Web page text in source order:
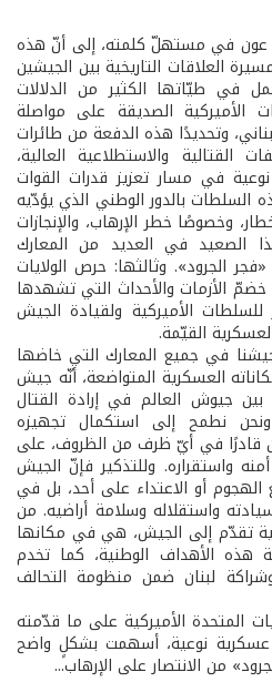
عون في مستهلّ كلمته، إلى أنّ هذه
العلاقات التاريخية بين الجيشين
في طيّاتها الكثير من الدلالات
الأميركية الصديقة على مواصلة
وتحديدًا هذه الدفعة من طائرات
القتالية والاستطلاعية العالية،
في مسار تعزيز قدرات القوات
السلطات بالدور الوطني الذي يؤدّيه
وخصوصًا خطر الإرهاب، والإنجازات
الصعيد في العديد من المعارك
الجرود». وثالثها: حرص الولايات
الأزمات والأحداث التي تشهدها
الأميركية ولقيادة الجيش
القيّمة.
في جميع المعارك التي خاضها
العسكرية المتواضعة، أنّه جيش
جيوش العالم في إرادة القتال
ونحن نطمح إلى استكمال تجهيزه
قادرًا في أيّ ظرف من الظروف، على
واستقراره. وللتذكير فإنّ الجيش
أو الاعتداء على أحد، بل في
واستقلاله وسلامة أراضيه. من
تقدّم إلى الجيش، هي في مكانها
الأهداف الوطنية، كما تخدم
وشراكة لبنان ضمن منظومة التحالف
المتحدة الأميركية على ما قدّمته
نوعية، أسهمت بشكلٍ واضح
من الانتصار على الإرهاب...